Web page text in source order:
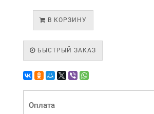
В КОРЗИНУ
БЫСТРЫЙ ЗАКАЗ
Оплата